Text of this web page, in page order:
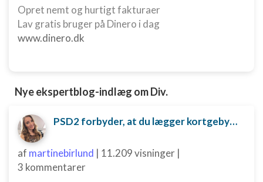
Opret nemt og hurtigt fakturaer
Lav gratis bruger på Dinero i dag
www.dinero.dk
Nye ekspertblog-indlæg om Div.
PSD2 forbyder, at du lægger kortgebyret ud til dine kunder fra 1. januar 2018
af martinebirlund | 11.209 visninger |
3 kommentarer